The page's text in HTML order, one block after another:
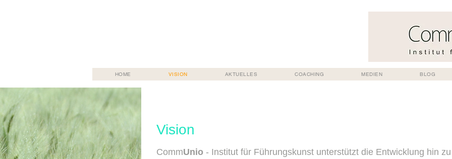
HOME VISION AKTUELLES COACHING MEDIEN BLOG
​Vision​
CommUnio - Institut für Führungskunst unterstützt die Entwicklung hin